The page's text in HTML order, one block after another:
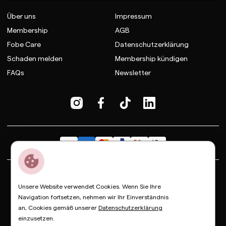
Über uns
Membership
Fobe Care
Schaden melden
FAQs
Impressum
AGB
Datenschutzerklärung
Membership kündigen
Newsletter
Dior
Saint Laurent
Prada Balenciaga Loewe
© Copyright FOBE, 2026
Unsere Website verwendet Cookies. Wenn Sie Ihre
Navigation fortsetzen, nehmen wir Ihr Einverständnis
an, Cookies gemäß unserer Datenschutzerklärung
einzusetzen.